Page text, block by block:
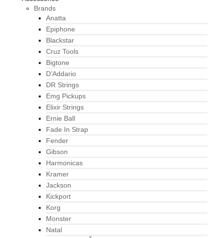
Brands
Anatta
Epiphone
Blackstar
Cruz Tools
Bigtone
D’Addario
DR Strings
Emg Pickups
Elixir Strings
Ernie Ball
Fade In Strap
Fender
Gibson
Harmonicas
Kramer
Jackson
Kickport
Korg
Monster
Natal